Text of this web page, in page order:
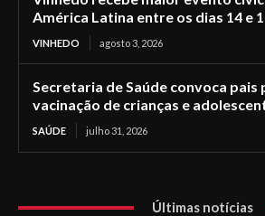
América Latina entre os dias 14 e
VINHEDO agosto 3, 2026
Secretaria de Saúde convoca pais
vacinação de crianças e
SAÚDE julho 31, 2026
Últimas notícias